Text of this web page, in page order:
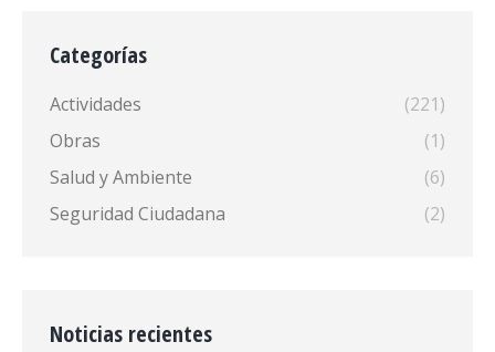
Categorías
Actividades
(221)
Obras
(1)
Salud y Ambiente
(6)
Seguridad Ciudadana
(2)
Noticias recientes